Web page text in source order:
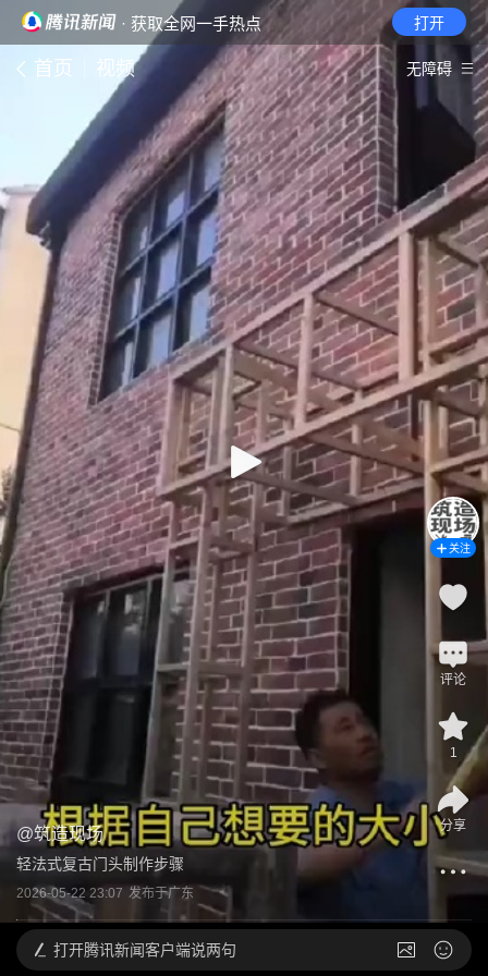
· 获取全网一手热点 打开
首页 视频 无障碍
@筑造现场
轻法式复古门头制作步骤
2026-05-22 23:07 发布于广东
关注
评论
1
分享
打开腾讯新闻客户端说两句